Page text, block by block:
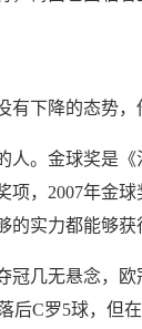
下降的态势，
。金球奖是《
，2007年金
实力都能够获
几无悬念，
后C罗5球，但